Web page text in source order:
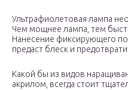
Ультрафиолетовая лампа
Чем мощнее лампа, тем
Нанесение фиксирующего
предаст блеск и
Какой бы из видов
акрилом, всегда стоит